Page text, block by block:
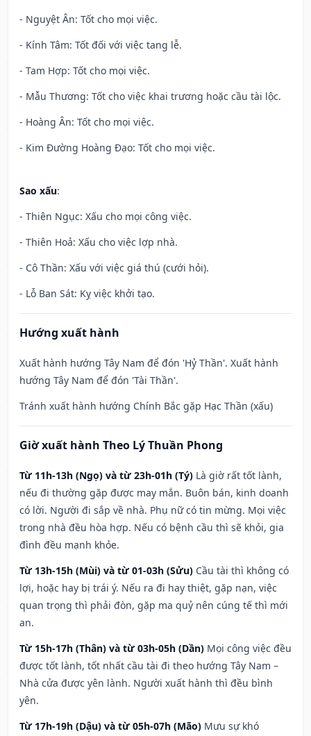
- Nguyệt Ân: Tốt cho mọi việc.
- Kính Tâm: Tốt đối với việc tang lễ.
- Tam Hợp: Tốt cho mọi việc.
- Mẫu Thương: Tốt cho việc khai trương hoặc cầu tài lộc.
- Hoàng Ân: Tốt cho mọi việc.
- Kim Đường Hoàng Đạo: Tốt cho mọi việc.
Sao xấu:
- Thiên Ngục: Xấu cho mọi công việc.
- Thiên Hoả: Xấu cho việc lợp nhà.
- Cô Thần: Xấu với việc giá thú (cưới hỏi).
- Lỗ Ban Sát: Kỵ việc khởi tạo.
Hướng xuất hành
Xuất hành hướng Tây Nam để đón 'Hỷ Thần'. Xuất hành
hướng Tây Nam để đón 'Tài Thần'.
Tránh xuất hành hướng Chính Bắc gặp Hạc Thần (xấu)
Giờ xuất hành Theo Lý Thuần Phong
Từ 11h-13h (Ngọ) và từ 23h-01h (Tý) Là giờ rất tốt lành,
nếu đi thường gặp được may mắn. Buôn bán, kinh doanh
có lời. Người đi sắp về nhà. Phụ nữ có tin mừng. Mọi việc
trong nhà đều hòa hợp. Nếu có bệnh cầu thì sẽ khỏi, gia
đình đều mạnh khỏe.
Từ 13h-15h (Mùi) và từ 01-03h (Sửu) Cầu tài thì không có
lợi, hoặc hay bị trái ý. Nếu ra đi hay thiệt, gặp nạn, việc
quan trọng thì phải đòn, gặp ma quỷ nên cúng tế thì mới
an.
Từ 15h-17h (Thân) và từ 03h-05h (Dần) Mọi công việc đều
được tốt lành, tốt nhất cầu tài đi theo hướng Tây Nam –
Nhà cửa được yên lành. Người xuất hành thì đều bình
yên.
Từ 17h-19h (Dậu) và từ 05h-07h (Mão) Mưu sự khó